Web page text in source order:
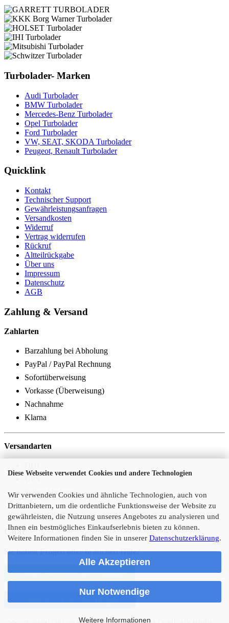
Diese Webseite verwendet Cookies und andere Technologien
Wir verwenden Cookies und ähnliche Technologien, auch von
Drittanbietern, um die ordentliche Funktionsweise der Website zu
gewährleisten, die Nutzung unseres Angebotes zu analysieren und
Ihnen ein bestmögliches Einkaufserlebnis bieten zu können.
Weitere Informationen finden Sie in unserer Datenschutzerklärung.
Alle Akzeptieren
Nur Notwendige
Weitere Informationen
Turbolader- Marken
Audi Turbolader
BMW Turbolader
Mercedes-Benz Turbolader
Opel Turbolader
Ford Turbolader
VW, SEAT, SKODA Turbolader
Peugeot, Renault Turbolader
Quicklink
Kontakt
Technischer Support
Gewährleistungsanfragen
Versandkosten
Widerruf
Vertrag widerrufen
Rückruf
Altteilrückgabe
Über uns
Impressum
Datenschutz
AGB
Zahlung & Versand
Zahlarten
Barzahlung bei Abholung
PayPal / PayPal Rechnung
Sofortüberweisung
Vorkasse (Überweisung)
Nachnahme
Klarna
Versandarten
Selbstabholung
Chat
Sie haben Fragen oder brauchen Hilfe?
Chatten Sie mit uns über WhatsApp